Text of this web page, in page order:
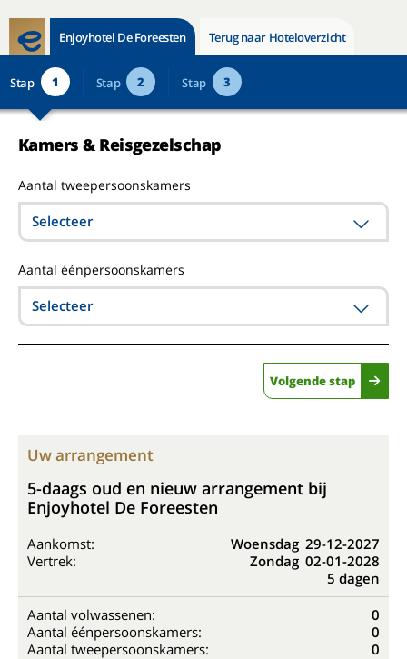
Enjoyhotel De Foreesten Terug naar Hoteloverzicht
Stap 1 Stap 2 Stap 3
Kamers & Reisgezelschap
Aantal tweepersoonskamers
Selecteer
Aantal éénpersoonskamers
Selecteer
Volgende stap
Uw arrangement
5-daags oud en nieuw arrangement bij
Enjoyhotel De Foreesten
Aankomst: Woensdag 29-12-2027
Vertrek:
Zondag 02-01-2028
5 dagen
Aantal volwassenen:
0
Aantal éénpersoonskamers:
0
Aantal tweepersoonskamers:
0